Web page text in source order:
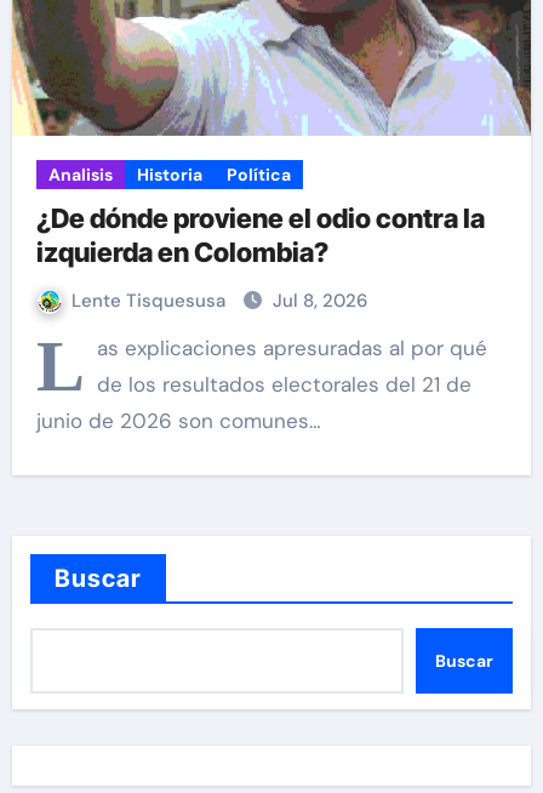
Analisis Historia Política
¿De dónde proviene el odio contra la
izquierda en Colombia?
Lente Tisquesusa Jul 8, 2026
L as explicaciones apresuradas al por qué
de los resultados electorales del 21 de
junio de 2026 son comunes…
Buscar
Buscar